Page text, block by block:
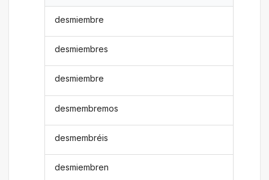
desmiembre
desmiembres
desmiembre
desmembremos
desmembréis
desmiembren